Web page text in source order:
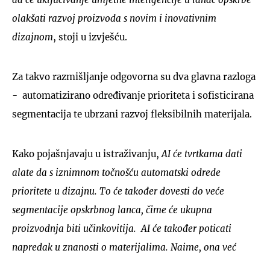
olakšati razvoj proizvoda s novim i inovativnim
dizajnom, stoji u izvješću.
Za takvo razmišljanje odgovorna su dva glavna razloga
- automatizirano određivanje prioriteta i sofisticirana
segmentacija te ubrzani razvoj fleksibilnih materijala.
Kako pojašnjavaju u istraživanju, AI će tvrtkama dati
alate da s iznimnom točnošću automatski odrede
prioritete u dizajnu. To će također dovesti do veće
segmentacije opskrbnog lanca, čime će ukupna
proizvodnja biti učinkovitija. AI će također poticati
napredak u znanosti o materijalima. Naime, ona već